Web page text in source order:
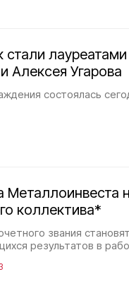
стали
Алексея Угарова
состоялась
Металлоинвеста
коллектива*
звания
результатов в